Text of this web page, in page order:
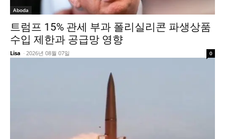
Aboda
트럼프 15% 관세 부과 폴리실리콘 파생상품
수입 제한과 공급망 영향
Lisa - 2026년 08월 07일 0